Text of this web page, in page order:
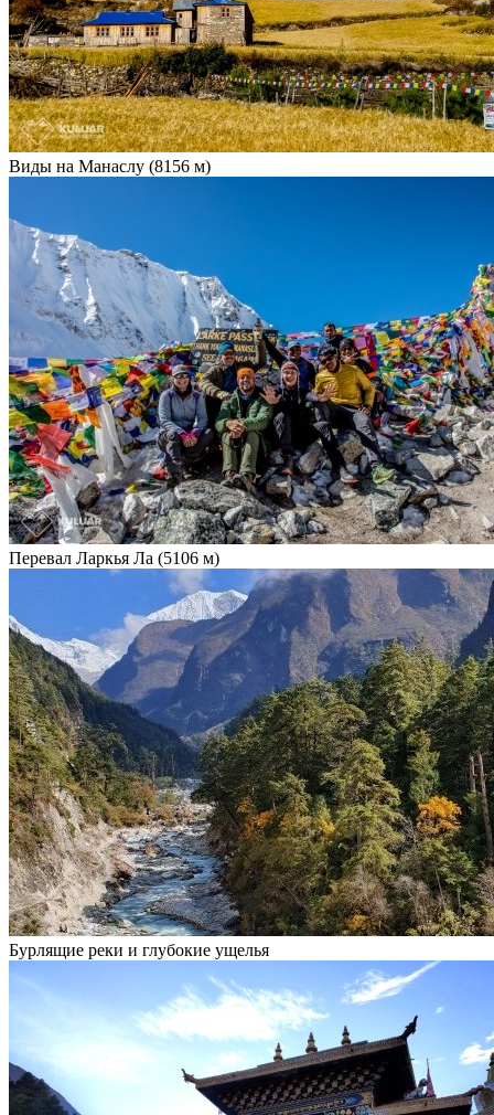
Виды на Манаслу (8156 м)
Перевал Ларкья Ла (5106 м)
Бурлящие реки и глубокие ущелья